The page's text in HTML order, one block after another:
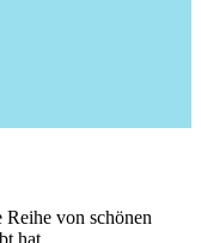
von schönen